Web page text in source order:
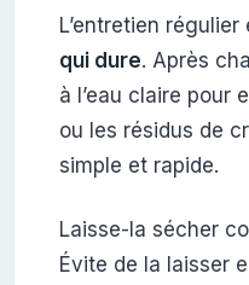
L’entretien régulier
qui dure. Après
à l’eau claire pour
ou les résidus de
simple et rapide.
Laisse-la sécher
Évite de la laisser